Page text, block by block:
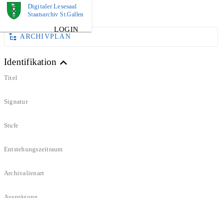
Digitaler Lesesaal
Staatsarchiv St.Gallen
LOGIN
DOKUMENT
ARCHIVPLAN
Identifikation
Titel
Signatur
Stufe
Entstehungszeitraum
Archivalienart